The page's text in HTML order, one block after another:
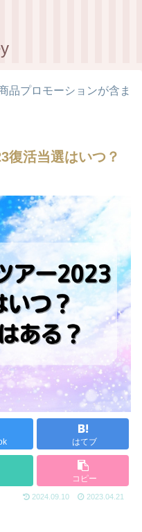
品プロモーションが含ま
復活当選はいつ？
はてブ
コピー
2024.09.10 2023.04.21